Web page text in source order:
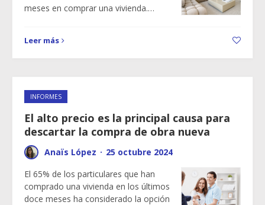
meses en comprar una vivienda.…
Leer más
INFORMES
El alto precio es la principal causa para
descartar la compra de obra nueva
Anaïs López · 25 octubre 2024
El 65% de los particulares que han
comprado una vivienda en los últimos
doce meses ha considerado la opción